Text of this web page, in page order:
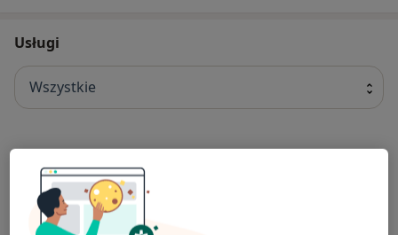
Usługi
Wszystkie
Fizjoterapia
200 zł
Szczegóły fizjoterapia
Umów